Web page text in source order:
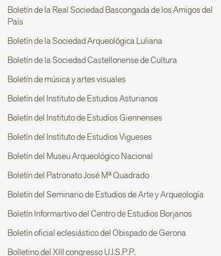
Boletín de la Real Sociedad Bascongada de los Amigos del
País
Boletín de la Sociedad Arqueológica Luliana
Boletín de la Sociedad Castellonense de Cultura
Boletín de música y artes visuales
Boletín del Instituto de Estudios Asturianos
Boletín del Instituto de Estudios Giennenses
Boletín del Instituto de Estudios Vigueses
Boletín del Museu Arqueológico Nacional
Boletín del Patronato José Mª Quadrado
Boletín del Seminario de Estudios de Arte y Arqueología
Boletín Informartivo del Centro de Estudios Borjanos
Boletín oficial eclesiástico del Obispado de Gerona
Bolletino del XIII congresso U.I.S.P.P.